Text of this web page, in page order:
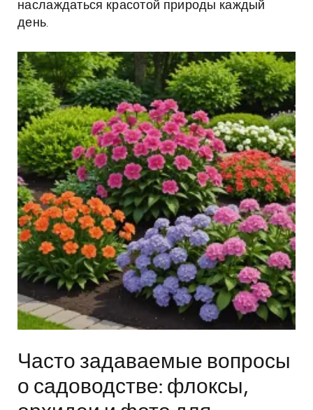
наслаждаться красотой природы каждый
день.
Часто задаваемые вопросы
о садоводстве: флоксы,